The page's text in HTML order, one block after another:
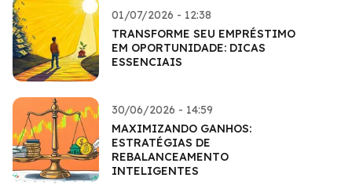
01/07/2026 - 12:38
TRANSFORME SEU EMPRÉSTIMO
EM OPORTUNIDADE: DICAS
ESSENCIAIS
30/06/2026 - 14:59
MAXIMIZANDO GANHOS:
ESTRATÉGIAS DE
REBALANCEAMENTO
INTELIGENTES